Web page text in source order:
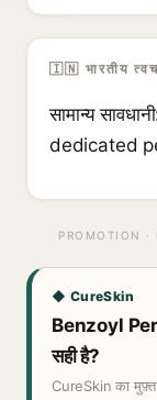
🇮🇳 भारतीय
सामान्य
dedicated
PROMOTION
◆ CureSkin
Benzoyl
सही है?
CureSkin का मुफ़्त